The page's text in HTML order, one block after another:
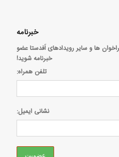
خبرنامه
ها و سایر رویدادهای اَفدستا عضو
خبرنامه شوید!
تلفن همراه:
نشانی ایمیل: